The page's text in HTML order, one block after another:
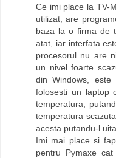
Ce imi place la TV-
utilizat, are
baza la o firma de
atat, iar interfata
procesorul nu are
un nivel foarte
din Windows,
folosesti un laptop
temperatura,
temperatura
acesta putandu-l
Imi mai place si
pentru Pymaxe